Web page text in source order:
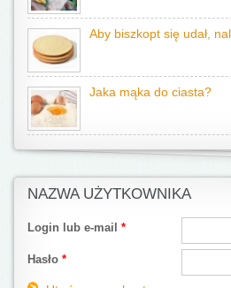
Aby biszkopt się udał,
Jaka mąka do ciasta?
NAZWA UŻYTKOWNIKA
Login lub e-mail *
Hasło *